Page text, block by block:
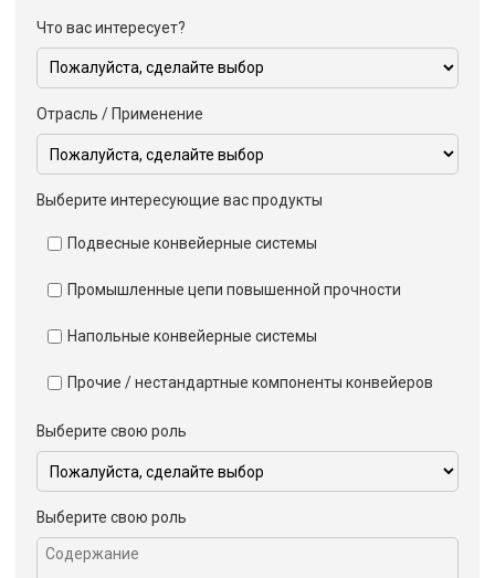
Что вас интересует?
Отрасль / Применение
Выберите интересующие вас продукты
Подвесные конвейерные системы
Промышленные цепи повышенной прочности
Напольные конвейерные системы
Прочие / нестандартные компоненты конвейеров
Выберите свою роль
Выберите свою роль